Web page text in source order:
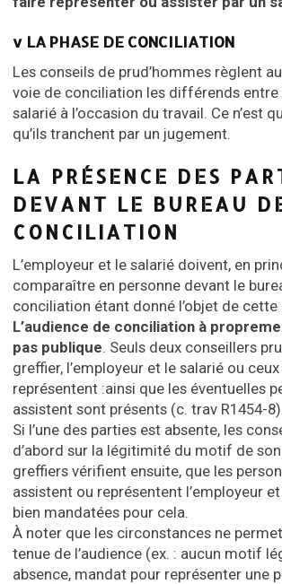
v LA PHASE DE CONCILIATION
Les conseils de prud’hommes règlent
voie de conciliation les différends
salarié à l’occasion du travail. Ce n’est
qu’ils tranchent par un jugement.
LA PRÉSENCE DES
DEVANT LE BUREAU
CONCILIATION
L’employeur et le salarié doivent, en
comparaître en personne devant le
conciliation étant donné l’objet de cette
L’audience de conciliation à
pas publique. Seuls deux conseillers
greffier, l’employeur et le salarié ou
représentent :ainsi que les éventuelles
assistent sont présents (c. trav R1454-8).
Si l’une des parties est absente, les
d’abord sur la légitimité du motif de
greffiers vérifient ensuite, que les
assistent ou représentent l’employeur
bien mandatées pour cela.
À noter que les circonstances ne
tenue de l’audience (ex. : aucun motif
absence, mandat pour représenter une